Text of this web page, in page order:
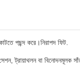
পছন্দ করে।নিরাপদ ফিট.
ট্রায়াথলন বা বিনোদনমূলক